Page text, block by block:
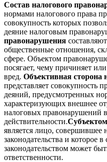
Состав налогового
нормами налогового права
совокупность которых
деяние налоговым
правонарушения
общественные отношения,
сфере. Объектом
посягает, чему причиняет
вред. Объективная сторона
представляет совокупность
деяний, предусмотренных
характеризующих внешнее
налоговых правонарушений
действительности.
является лицо, совершившее
законодательства и которое
законодательством может
ответственности.